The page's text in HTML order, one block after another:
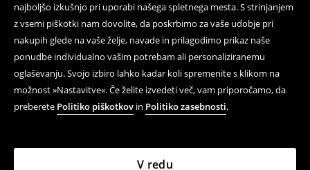
najboljšo izkušnjo pri uporabi našega spletnega mesta. S strinjanjem
z vsemi piškotki nam dovolite, da poskrbimo za vaše udobje pri
nakupih glede na vaše želje, navade in prilagodimo prikaz naše
ponudbe individualno vašim potrebam ali personaliziranemu
oglaševanju. Svojo izbiro lahko kadar koli spremenite s klikom na
možnost »Nastavitve«. Če želite izvedeti več, vam priporočamo, da
preberete Politiko piškotkov in Politiko zasebnosti.
V redu